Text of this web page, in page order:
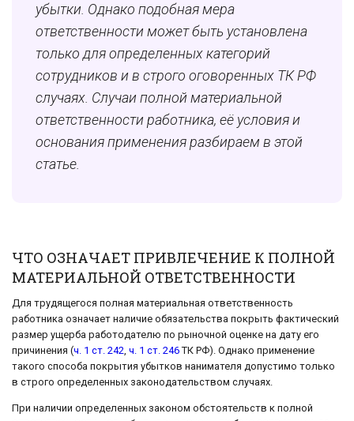
убытки. Однако подобная мера
ответственности может быть установлена
только для определенных категорий
сотрудников и в строго оговоренных ТК РФ
случаях. Случаи полной материальной
ответственности работника, её условия и
основанияприменения разбираем в этой
статье.
ЧТО ОЗНАЧАЕТ ПРИВЛЕЧЕНИЕ К ПОЛНОЙ
МАТЕРИАЛЬНОЙ ОТВЕТСТВЕННОСТИ
Для трудящегося полная материальная ответственность
работника означает наличие обязательства покрыть фактический
размер ущерба работодателю по рыночной оценке на дату его
причинения (ч. 1 ст. 242, ч. 1 ст. 246 ТК РФ). Однако применение
такого способа покрытия убытков нанимателя допустимо только
в строго определенных законодательством случаях.
При наличии определенных законом обстоятельств к полной